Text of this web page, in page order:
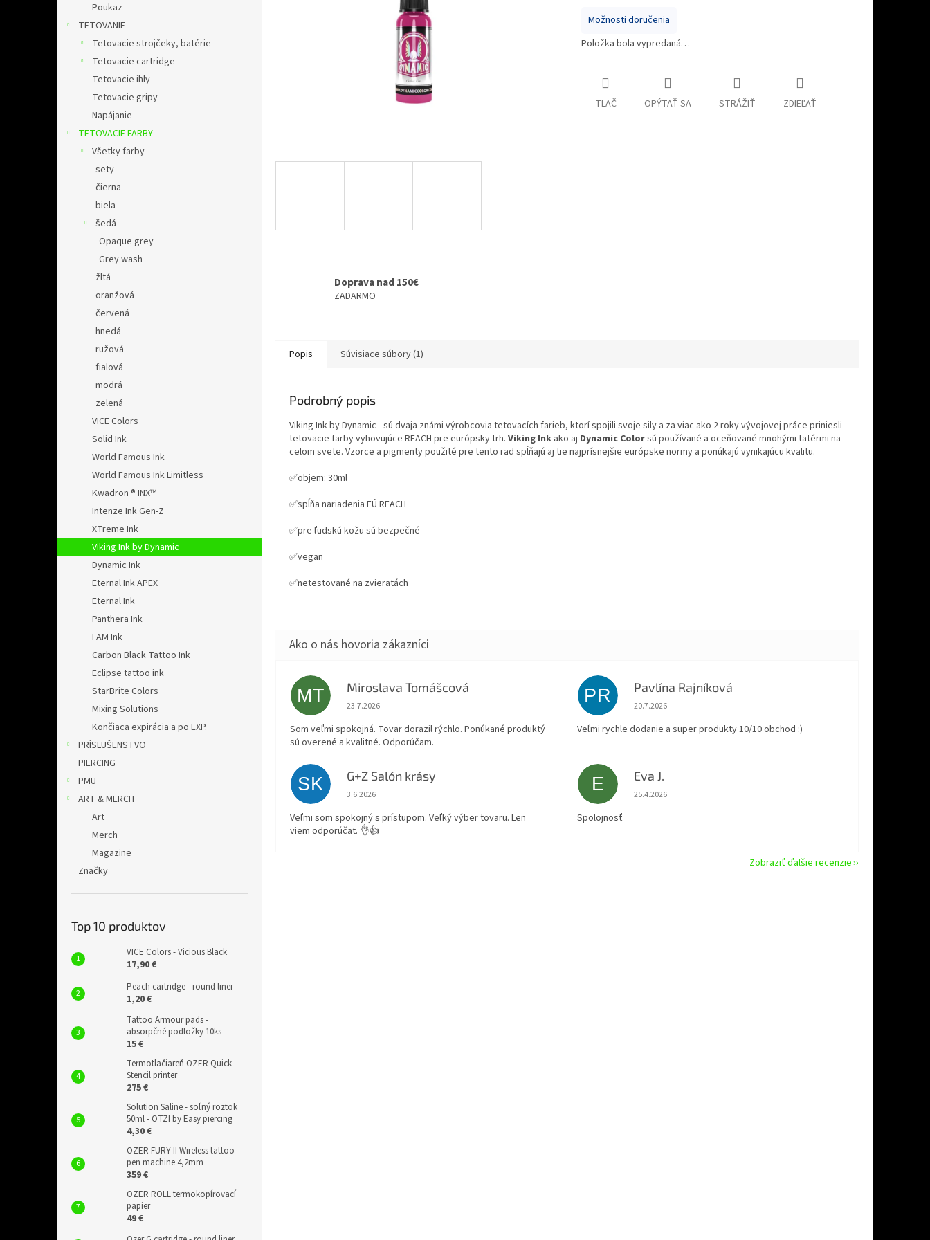
Poukaz
TETOVANIE
Tetovacie strojčeky, batérie
Tetovacie cartridge
Tetovacie ihly
Tetovacie gripy
Napájanie
TETOVACIE FARBY
Všetky farby
sety
čierna
biela
šedá
Opaque grey
Grey wash
žltá
oranžová
červená
hnedá
ružová
fialová
modrá
zelená
VICE Colors
Solid Ink
World Famous Ink
World Famous Ink Limitless
Kwadron ® INX™
Intenze Ink Gen-Z
XTreme Ink
Viking Ink by Dynamic
Dynamic Ink
Eternal Ink APEX
Eternal Ink
Panthera Ink
I AM Ink
Carbon Black Tattoo Ink
Eclipse tattoo ink
StarBrite Colors
Mixing Solutions
Končiaca expirácia a po EXP.
PRÍSLUŠENSTVO
PIERCING
PMU
ART & MERCH
Art
Merch
Magazine
Značky
Top 10 produktov
VICE Colors - Vicious Black
17,90 €
Peach cartridge - round liner
1,20 €
Tattoo Armour pads -
absorpčné podložky 10ks
15 €
Termotlačiareň OZER Quick
Stencil printer
275 €
Solution Saline - soľný roztok
50ml - OTZI by Easy piercing
4,30 €
OZER FURY II Wireless tattoo
pen machine 4,2mm
359 €
OZER ROLL termokopírovací
papier
49 €
Možnosti doručenia
Položka bola vypredaná…
TLAČ OPÝTAŤ SA STRÁŽIŤ ZDIEĽAŤ
Doprava nad 150€
ZADARMO
Popis Súvisiace súbory (1)
Podrobný popis
Viking Ink by Dynamic - sú dvaja známi výrobcovia tetovacích farieb, ktorí spojili svoje sily a za viac ako 2 roky vývojovej práce priniesli
tetovacie farby vyhovujúce REACH pre európsky trh. Viking Ink ako aj Dynamic Colorsú používané a oceňované mnohými tatérmi na
celom svete. Vzorce a pigmenty použité pre tento rad spĺňajú aj tie najprísnejšie európske normy a ponúkajú vynikajúcu kvalitu.
✅objem: 30ml
✅spĺňa nariadenia EÚ REACH
✅pre ľudskú kožu sú bezpečné
✅vegan
✅netestované na zvieratách
MT Miroslava Tomášcová
Hodnotenie obchodu je 5 z 5 hviezdičiek.
23.7.2026
Som veľmi spokojná. Tovar dorazil rýchlo. Ponúkané produktý
sú overené a kvalitné. Odporúčam.
PR Pavlína Rajníková
Hodnotenie obchodu je 5 z 5 hviezdičiek.
20.7.2026
Veľmi rychle dodanie a super produkty 10/10 obchod :)
SK G+Z Salón krásy
Hodnotenie obchodu je 5 z 5 hviezdičiek.
3.6.2026
Veľmi som spokojný s prístupom. Veľký výber tovaru. Len
viem odporúčat. 👌👍
E Eva J.
Hodnotenie obchodu je 5 z 5 hviezdičiek.
25.4.2026
Spolojnosť
Zobraziť ďalšie recenzie